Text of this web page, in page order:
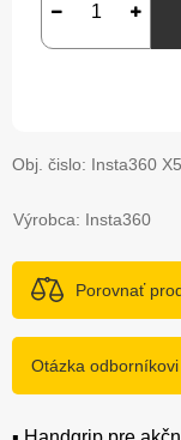
Obj. čislo: Insta360
Výrobca: Insta360
Porovnať
Otázka odborníkovi